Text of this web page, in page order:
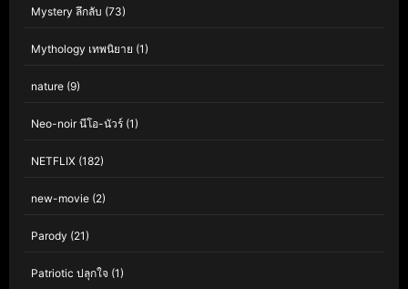
Mystery ลึกลับ (73)
Mythology เทพนิยาย (1)
nature (9)
Neo-noir นีโอ-นัวร์ (1)
NETFLIX (182)
new-movie (2)
Parody (21)
Patriotic ปลุกใจ (1)